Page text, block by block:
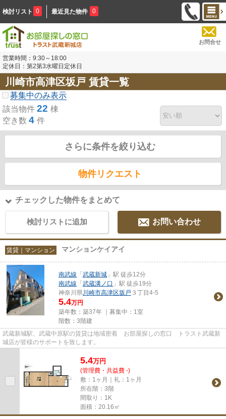
検討リスト 0 最近見た物件 0
お問合せ
営業時間：9:30～18:00
定休日：第2第3水曜日定休日
川崎市高津区坂戸 賃貸一覧
募集中のみ表示
該当物件 22 棟
空き数 4 件
さらに条件を絞り込む
物件リクエスト
チェックした物件をまとめて
検討リストに追加 お問い合わせ
賃貸｜マンション マンションケイアイ
南武線 「武蔵新城 」駅 徒歩12分
南武線 「武蔵溝ノ口 」駅 徒歩19分
神奈川県川崎市高津区坂戸 ３丁目4-5
5.4万円
築年数：築37年 ｜募集中： 1室
階数：3階建
武蔵新城駅、武蔵中原駅の賃貸は地域密着 お部屋探しの窓口 トラスト武蔵新
城店が皆様のサポートを致します。
5.4万円
(管理費・共益費 -)
敷：1ヶ月｜礼：1ヶ月
所在階：3階
間取り：1K
面積：20.16㎡